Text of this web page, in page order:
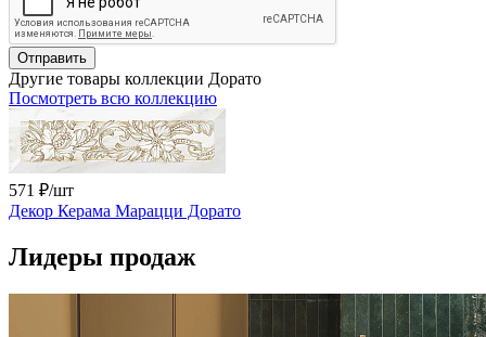
Отправить
Другие товары коллекции Дорато
Посмотреть всю коллекцию
571 ₽/шт
Декор Керама Марацци Дорато
Лидеры продаж